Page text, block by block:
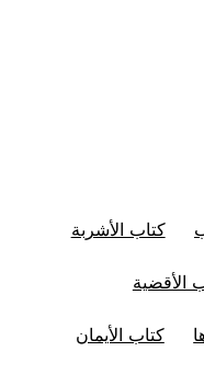
كتاب الأشربة
الأقضية
كتاب الأيمان